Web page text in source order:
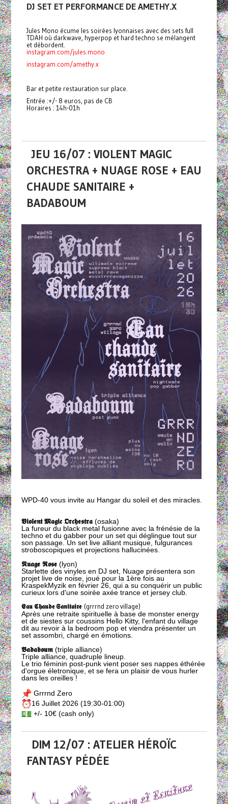
DJ SET ET PERFORMANCE DE AMETHY.X
Jules Mono écume les soirées lyonnaises avec des sets full
TDAH où darkwave, hyperpop et hard techno se mélangent
et débordent.
instagram.com/jules.mono
instagram.com/amethy.x
Bar et petite restauration sur place.
Entrée :+/- 8 euros, pas de CB
Horaires : 14h-01h
JEU 16/07 : VIOLENT MAGIC
ORCHESTRA + NUAGE ROSE + EAU
CHAUDE SANITAIRE +
BADABOUM
WPD-40 vous invite au Hangar du soleil et des miracles.
𝖁𝖎𝖔𝖑𝖊𝖓𝖙 𝕸𝖆𝖌𝖎𝖈 𝕺𝖗𝖈𝖍𝖊𝖘𝖙𝖗𝖆(osaka)
La fureur du black metal fusionne avec la frénésie de la
techno et du gabber pour un set qui déglingue tout sur
son passage. Un set live alliant musique, fulgurances
stroboscopiques et projections hallucinées.
𝕹𝖚𝖆𝖌𝖊 𝕽𝖔𝖘𝖊(lyon)
Starlette des vinyles en DJ set, Nuage présentera son
projet live de noise, joué pour la 1ère fois au
KraspekMyzik en février 26, qui a su conquérir un public
curieux lors d'une soirée axée trance et jersey club.
𝕰𝖆𝖚 𝕮𝖍𝖆𝖚𝖉𝖊 𝕾𝖆𝖓𝖎𝖙𝖆𝖎𝖗𝖊 (grrrnd zero village)
Après une retraite spirituelle à base de monster energy
et de siestes sur coussins Hello Kitty, l'enfant du village
dit au revoir à la bedroom pop et viendra présenter un
set assombri, chargé en émotions.
𝕭𝖆𝖉𝖆𝖇𝖔𝖚𝖒(triple alliance)
Triple alliance, quadruple lineup.
Le trio féminin post-punk vient poser ses nappes éthérée
d'orgue életronique, et se fera un plaisir de vous hurler
dans les oreilles !
Grrrnd Zero
16 Juillet 2026 (19:30-01:00)
+/- 10€ (cash only)
DIM 12/07 : ATELIER HÉROÏC
FANTASY PÉDÉE